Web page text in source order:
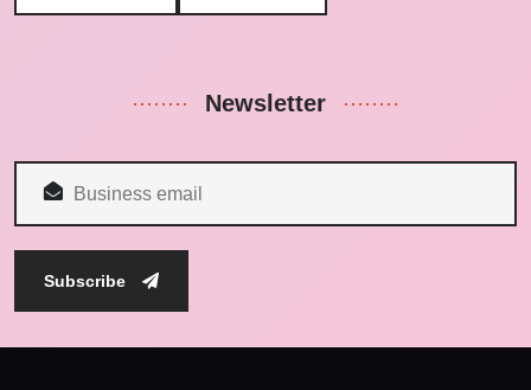
Newsletter
Subscribe